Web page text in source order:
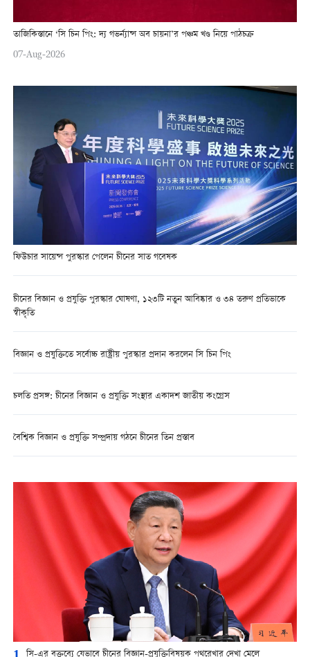
তাজিকিস্তানে ‘সি চিন পিং: দ্য গভর্ন্যান্স অব চায়না’র পঞ্চম খণ্ড নিয়ে পাঠচক্র
07-Aug-2026
ফিউচার সায়েন্স পুরস্কার পেলেন চীনের সাত গবেষক
চীনের বিজ্ঞান ও প্রযুক্তি পুরস্কার ঘোষণা, ১২৩টি নতুন আবিষ্কার ও ৩৪ তরুণ প্রতিভাকে
স্বীকৃতি
বিজ্ঞান ও প্রযুক্তিতে সর্বোচ্চ রাষ্ট্রীয় পুরস্কার প্রদান করলেন সি চিন পিং
চলতি প্রসঙ্গ: চীনের বিজ্ঞান ও প্রযুক্তি সংস্থার একাদশ জাতীয় কংগ্রেস
বৈশ্বিক বিজ্ঞান ও প্রযুক্তি সম্প্রদায় গঠনে চীনের তিন প্রস্তাব